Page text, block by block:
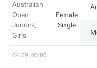
Australian
Open
Juniors,
Girls
Female
Single
04.09, 00:00